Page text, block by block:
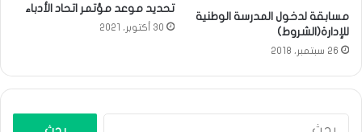
مسابقة لدخول المدرسة الوطنية
للإدارة(الشروط)
26 سبتمبر، 2018
تحديد موعد مؤتمر اتحاد الأدباء
30 أكتوبر، 2021